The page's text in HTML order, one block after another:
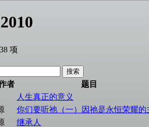
项
者
题目
人生真正的意义
你们要听祂（一）因祂是永恒荣耀的
继承人